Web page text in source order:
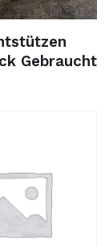
Gebraucht